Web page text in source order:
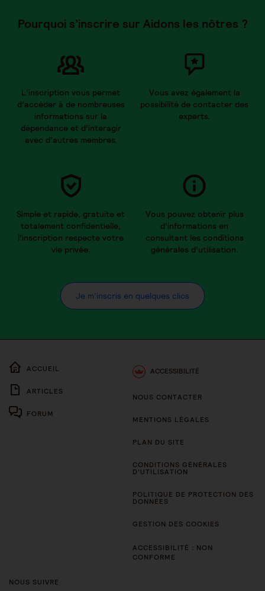
Pourquoi s’inscrire sur Aidons les nôtres ?
L’inscription vous permet
d’accéder à de nombreuses
informations sur la
dépendance et d’interagir
avec d’autres membres.
Vous avez également la
possibilité de contacter des
experts.
Simple et rapide, gratuite et
totalement confidentielle,
l’inscription respecte votre
vie privée.
Vous pouvez obtenir plus
d’informations en
consultant les conditions
générales d’utilisation.
Je m’inscris en quelques clics
ACCUEIL
ARTICLES
FORUM
ACCESSIBILITÉ
NOUS CONTACTER
MENTIONS LÉGALES
PLAN DU SITE
CONDITIONS GÉNÉRALES
D’UTILISATION
POLITIQUE DE PROTECTION DES
DONNÉES
GESTION DES COOKIES
ACCESSIBILITÉ : NON
CONFORME
NOUS SUIVRE